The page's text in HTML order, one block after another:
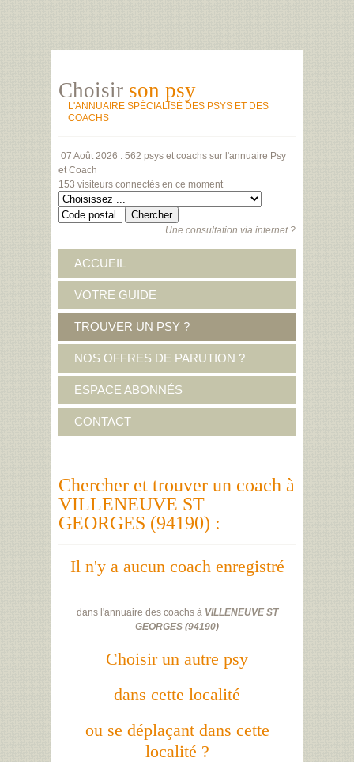
Choisir son psy
L'ANNUAIRE SPÉCIALISÉ DES PSYS ET DES
COACHS
07 Août 2026 : 562 psys et coachs sur l'annuaire Psy
et Coach
153 visiteurs connectés en ce moment
Une consultation via internet ?
ACCUEIL
VOTRE GUIDE
TROUVER UN PSY ?
NOS OFFRES DE PARUTION ?
ESPACE ABONNÉS
CONTACT
Chercher et trouver un coach à
VILLENEUVE ST
GEORGES (94190) :
Il n'y a aucun coach enregistré
dans l'annuaire des coachs à VILLENEUVE ST
GEORGES (94190)
Choisir un autre psy
dans cette localité
ou se déplaçant dans cette
localité ?